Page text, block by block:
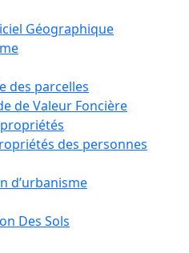
Géographique
des parcelles
de Valeur Foncière
des personnes
d’urbanisme
Des Sols